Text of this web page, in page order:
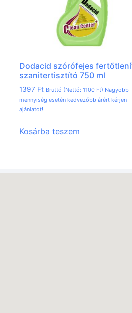
Dodacid szórófejes
szanitertisztító 750 ml
1397 Ft Bruttó (Nettó:1100 Ft) Nagyobb
mennyiség esetén kedvezőbb árért kérjen
ajánlatot!
Kosárba teszem